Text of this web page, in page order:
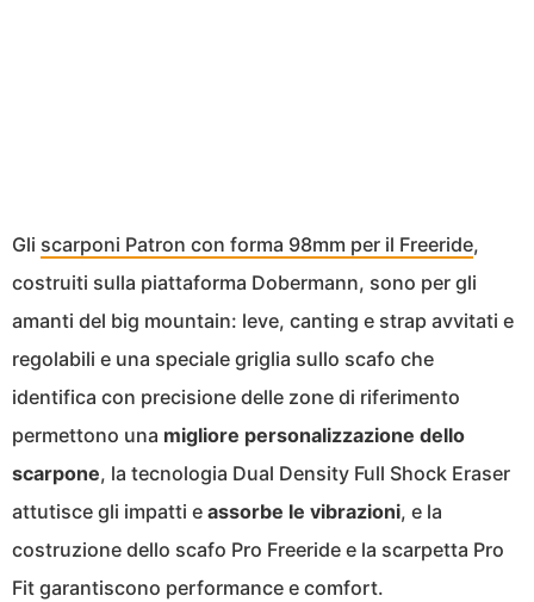
Gli scarponi Patron con forma 98mm per il Freeride,
costruiti sulla piattaforma Dobermann, sono per gli
amanti del big mountain: leve, canting e strap avvitati e
regolabili e una speciale griglia sullo scafo che
identifica con precisione delle zone di riferimento
permettono una migliore personalizzazione dello
scarpone, la tecnologia Dual Density Full Shock Eraser
attutisce gli impatti e assorbe le vibrazioni, e la
costruzione dello scafo Pro Freeride e la scarpetta Pro
Fit garantiscono performance e comfort.